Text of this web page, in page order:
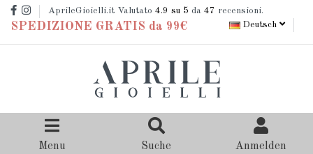
AprileGioielli.it Valutato 4.9 su 5 da 47 recensioni.
SPEDIZIONE GRATIS da 99€ Deutsch
Menu Suche Anmelden